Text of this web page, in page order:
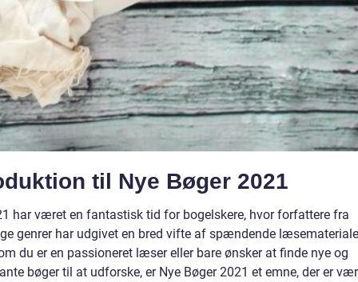
til Nye Bøger 2021
har været en fantastisk tid for bogelskere, hvor forfattere fra
genrer har udgivet en bred vifte af spændende
du er en passioneret læser eller bare ønsker at finde nye og
bøger til at udforske, er Nye Bøger 2021 et emne, der er